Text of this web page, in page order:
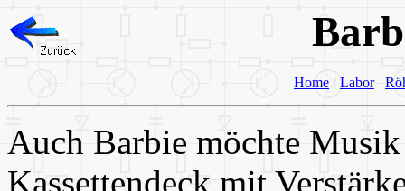
Home Labor
Auch Barbie möchte
Kassettendeck mit